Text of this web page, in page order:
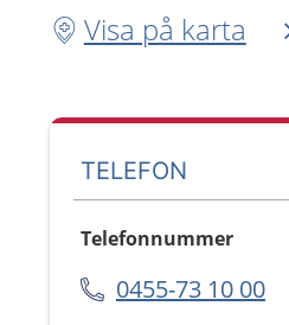
Visa på karta
TELEFON
Telefonnummer
0455-73 10 00